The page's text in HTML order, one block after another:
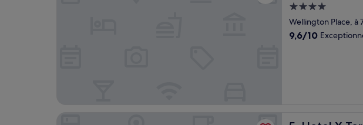
Hébergement
4.0 étoiles
Wellington Place, à
9.6
9,6/10